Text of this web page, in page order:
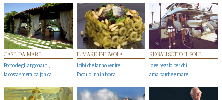
CASE DA MARE
Porto degli argonauti,
la costa smeralda jonica
IL MARE IN TAVOLA
I cibi che fanno venire
l’acquolina in bocca
REGALI SOTTO IL SOLE
Idee regalo per chi
ama barche e mare